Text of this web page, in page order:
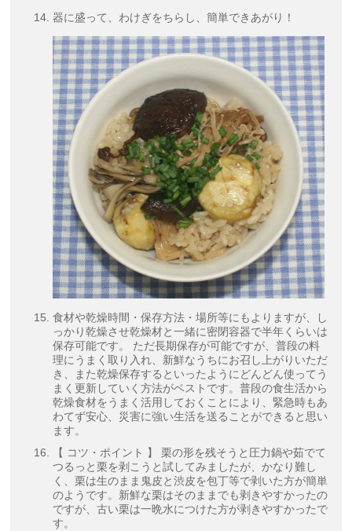
器に盛って、わけぎをちらし、簡単できあがり！
食材や乾燥時間・保存方法・場所等にもよりますが、し
っかり乾燥させ乾燥材と一緒に密閉容器で半年くらいは
保存可能です。 ただ長期保存が可能ですが、普段の料
理にうまく取り入れ、新鮮なうちにお召し上がりいただ
き、また乾燥保存するといったようにどんどん使ってう
まく更新していく方法がベストです。普段の食生活から
乾燥食材をうまく活用しておくことにより、緊急時もあ
わてず安心、災害に強い生活を送ることができると思い
ます。
【 コツ・ポイント 】 栗の形を残そうと圧力鍋や茹でて
つるっと栗を剥こうと試してみましたが、かなり難し
く、栗は生のまま鬼皮と渋皮を包丁等で剥いた方が簡単
のようです。新鮮な栗はそのままでも剥きやすかったの
ですが、古い栗は一晩水につけた方が剥きやすかったで
す。